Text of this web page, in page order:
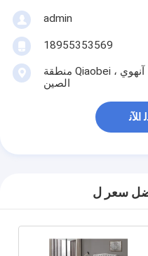
admin
18955353569
منطقة Qiaobei الصناعية ، جيوجيانغ ، مدينة ووهو ، آنهوي ،
الصين
ﺍﻶﻧ
سعر ل